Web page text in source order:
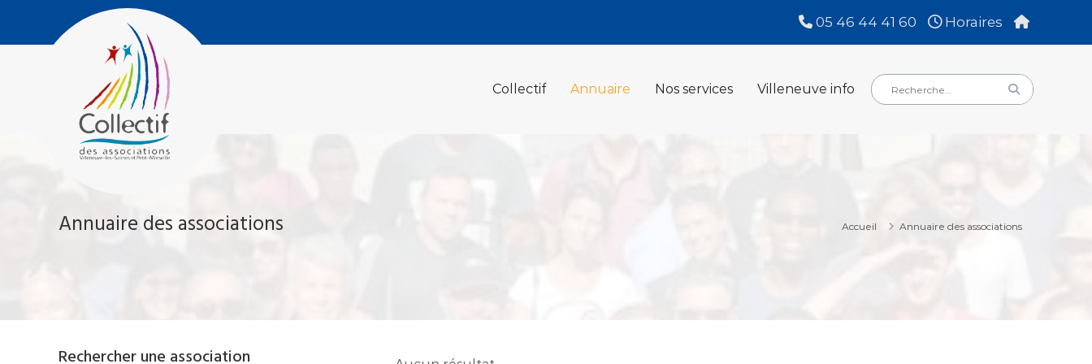
contenu
05 46 44 41 60 Horaires
Collectif
des
Associations
Villeneuve-
Salines
Collectif Annuaire Nos services Villeneuve info
Rechercher
:
Rechercher
Annuaire des associations Accueil Annuaire des associations
Rechercher une association